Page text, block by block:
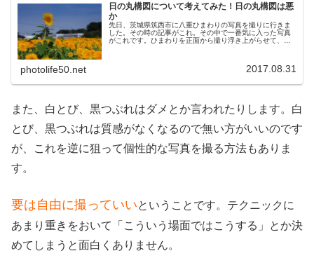
日の丸構図について考えてみた！日の丸構図は悪
か
先日、茨城県筑西市に八重ひまわりの写真を撮りに行きま
した。その時の記事がこれ。その中で一番気に入った写真
がこれです。ひまわりを正面から撮り浮き上がらせて、背
photolife50.net 2017.08.31
また、白とび、黒つぶれはダメとか言われたりします。白
とび、黒つぶれは質感がなくなるので無い方がいいのです
が、これを逆に狙って個性的な写真を撮る方法もありま
す。
要は自由に撮っていいということです。テクニックに
あまり重きをおいて「こういう場面ではこうする」とか決
めてしまうと面白くありません。